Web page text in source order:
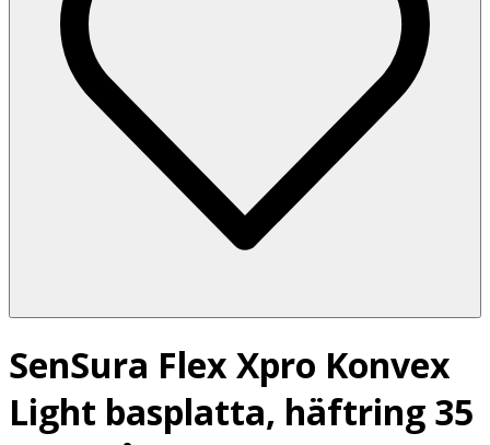
SenSura Flex Xpro Konvex
Light basplatta, häftring 35